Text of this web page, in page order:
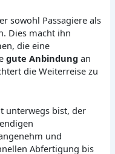
sowohl Passagiere als
Dies macht ihn
die eine
gute Anbindung an
die Weiterreise zu
unterwegs bist, der
und
Abfertigung bis